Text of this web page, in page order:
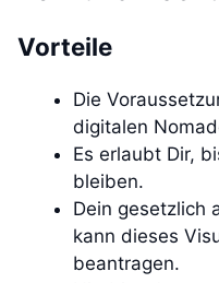
Vorteile
Die
digitalen
Es erlaubt Dir,
bleiben.
Dein gesetzlich
kann dieses
beantragen.